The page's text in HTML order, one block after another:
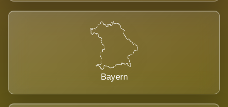
Bayern